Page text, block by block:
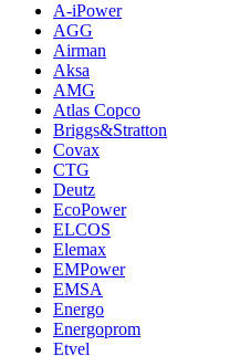
A-iPower
AGG
Airman
Aksa
AMG
Atlas Copco
Briggs&Stratton
Covax
CTG
Deutz
EcoPower
ELCOS
Elemax
EMPower
EMSA
Energo
Energoprom
Etvel